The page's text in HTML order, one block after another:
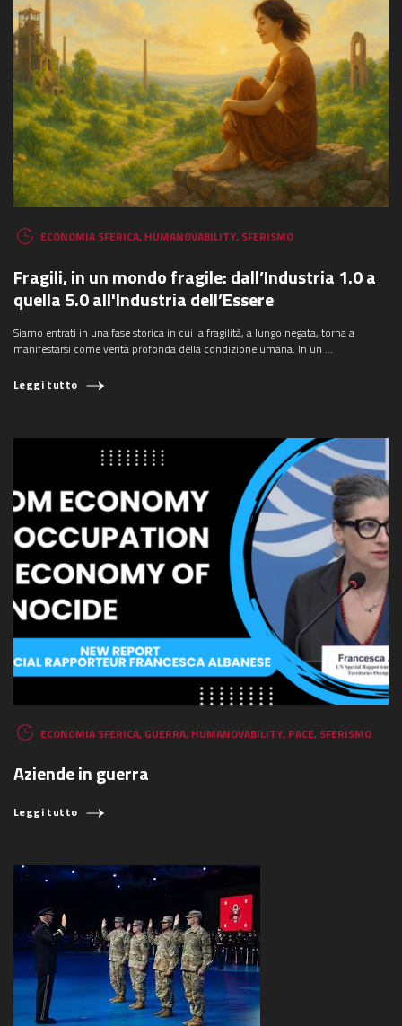
ECONOMIA SFERICA, HUMANOVABILITY, SFERISMO
Fragili, in un mondo fragile: dall’Industria 1.0 a
quella 5.0 all'Industria dell’Essere
Siamo entrati in una fase storica in cui la fragilità, a lungo negata, torna a
manifestarsi come verità profonda della condizione umana. In un ...
Leggi tutto
ECONOMIA SFERICA, GUERRA, HUMANOVABILITY, PACE, SFERISMO
Aziende in guerra
Leggi tutto